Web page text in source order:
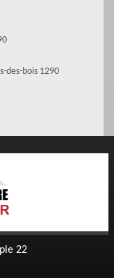
des-bois 1290
22